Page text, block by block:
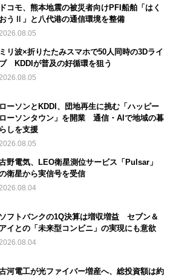
ドコモ、熊本地震の被災者向けPFI船舶「はく
おうⅡ」と八代港の通信環境を整備
ミリ波×折りたたみスマホで50人同時の3Dライ
ブ KDDIが普及の好循環を狙う
ローソンとKDDI、団地再生に挑む「ハッピー
ローソンタウン」を開業 通信・AIで地域の暮
らしを支援
野電気、LEO衛星測位サービス「Pulsar」
衛星から実信号を受信
ソフトバンクの1Q決算は増収増益 セブン＆
アイとの「未来型コンビニ」の実現にも意欲
河電工が光ファイバー増産へ、総投資額は約